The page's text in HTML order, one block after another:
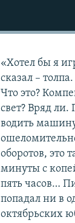
«Хотел бы я
сказал –
Что это?
свет? Вряд
водить
оборотов, это
минуты с
пять часов…
попадал ни в
октябрьских